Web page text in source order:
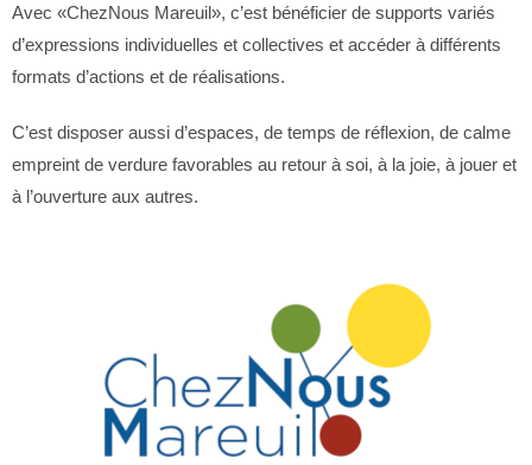
Avec «ChezNous Mareuil», c’est bénéficier de supports variés
d’expressions individuelles et collectives et accéder à différents
formats d’actions et de réalisations.
C’est disposer aussi d’espaces, de temps de réflexion, de calme
empreint de verdure favorables au retour à soi, à la joie, à jouer et
à l’ouverture aux autres.